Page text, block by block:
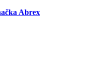
Abrex